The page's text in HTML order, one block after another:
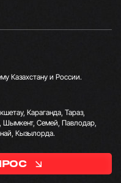
Казахстану и России.
Караганда, Тараз,
Шымкент, Семей, Павлодар,
Кызылорда.